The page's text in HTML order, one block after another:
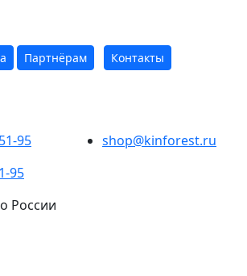
Партнёрам Контакты
95
95
России
shop@kinforest.ru